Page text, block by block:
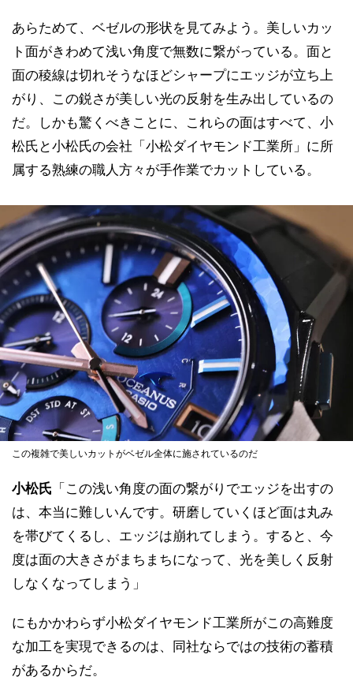
あらためて、ベゼルの形状を見てみよう。美しいカッ
ト面がきわめて浅い角度で無数に繋がっている。面と
面の稜線は切れそうなほどシャープにエッジが立ち上
がり、この鋭さが美しい光の反射を生み出しているの
だ。しかも驚くべきことに、これらの面はすべて、小
松氏と小松氏の会社「小松ダイヤモンド工業所」に所
属する熟練の職人方々が手作業でカットしている。
この複雑で美しいカットがベゼル全体に施されているのだ
小松氏 「この浅い角度の面の繋がりでエッジを出すの
は、本当に難しいんです。研磨していくほど面は丸み
を帯びてくるし、エッジは崩れてしまう。すると、今
度は面の大きさがまちまちになって、光を美しく反射
しなくなってしまう」
にもかかわらず小松ダイヤモンド工業所がこの高難度
な加工を実現できるのは、同社ならではの技術の蓄積
があるからだ。